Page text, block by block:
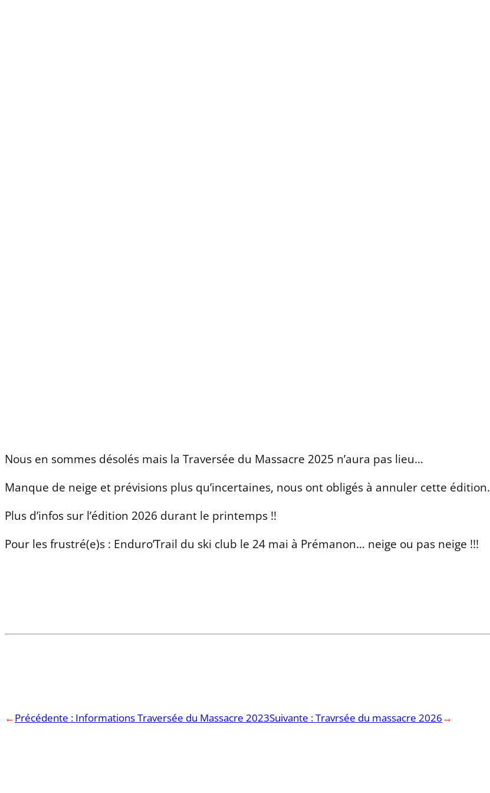
Nous en sommes désolés mais la Traversée du Massacre 2025 n’aura pas lieu…
Manque de neige et prévisions plus qu’incertaines, nous ont obligés à annuler cette édition.
Plus d’infos sur l’édition 2026 durant le printemps !!
Pour les frustré(e)s : Enduro’Trail du ski club le 24 mai à Prémanon… neige ou pas neige !!!
←Précédente : Informations Traversée du Massacre 2023Suivante :Travrsée du massacre 2026→